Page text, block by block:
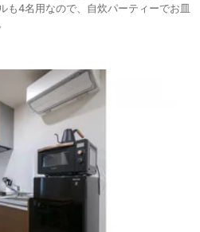
も4名用なので、自炊パーティーでお皿